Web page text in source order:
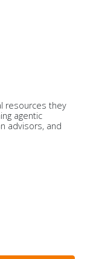
resources they
agentic
advisors, and